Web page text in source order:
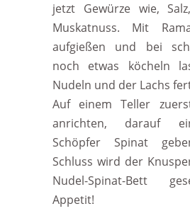
jetzt Gewürze wie,
Muskatnuss. Mit
aufgießen und bei
noch etwas köcheln
Nudeln und der Lachs
Auf einem Teller
anrichten, darauf
Schöpfer Spinat
Schluss wird der
Nudel-Spinat-Bett
Appetit!